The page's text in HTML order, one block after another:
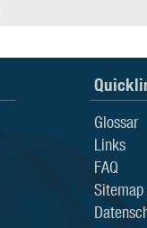
Glossar
Links
FAQ
Sitemap